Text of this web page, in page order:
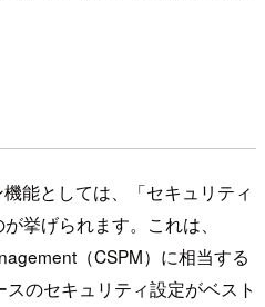
能としては、「セキュリティ
挙げられます。これは、
（CSPM）に相当する
のセキュリティ設定がベスト